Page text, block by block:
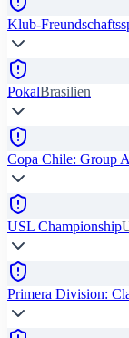
Klub-
PokalBrasilien
Copa Chile: Group A
USL Championship
Primera Division: